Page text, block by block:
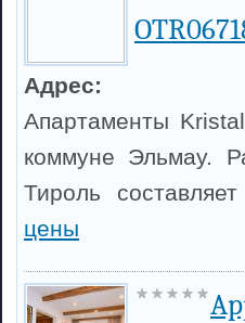
Адрес:
Апартаменты
коммуне Эльмау.
Тироль
цены